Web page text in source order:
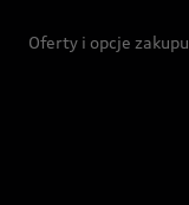
Oferty i opcje zakupu